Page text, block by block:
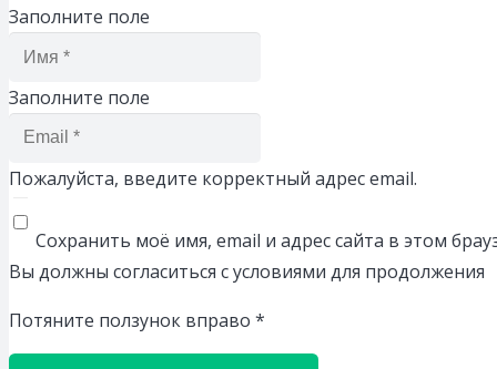
Заполните поле
Заполните поле
Пожалуйста, введите корректный адрес email.
Сохранить моё имя, email и адрес сайта в этом
Вы должны согласиться с условиями для продолжения
Потяните ползунок вправо *